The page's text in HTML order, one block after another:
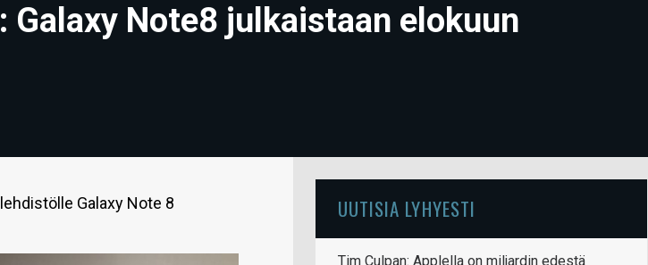
Note8 julkaistaan elokuun
Galaxy Note 8
UUTISIA LYHYESTI
Tim Culpan: Applella on miljardin edestä